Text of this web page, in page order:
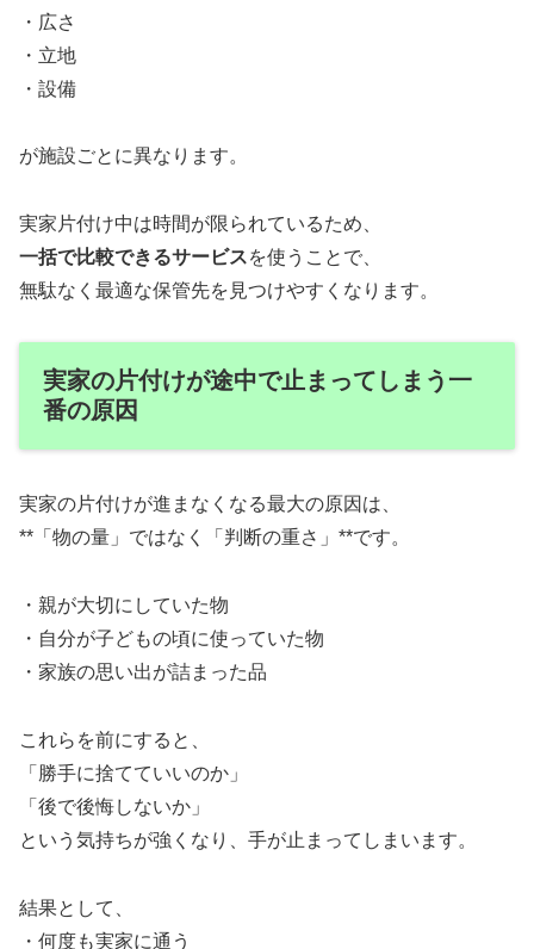
・広さ
・立地
・設備
が施設ごとに異なります。
実家片付け中は時間が限られているため、
一括で比較できるサービスを使うことで、
無駄なく最適な保管先を見つけやすくなります。
実家の片付けが途中で止まってしまう一
番の原因
実家の片付けが進まなくなる最大の原因は、
**「物の量」ではなく「判断の重さ」**です。
・親が大切にしていた物
・自分が子どもの頃に使っていた物
・家族の思い出が詰まった品
これらを前にすると、
「勝手に捨てていいのか」
「後で後悔しないか」
という気持ちが強くなり、手が止まってしまいます。
結果として、
・何度も実家に通う